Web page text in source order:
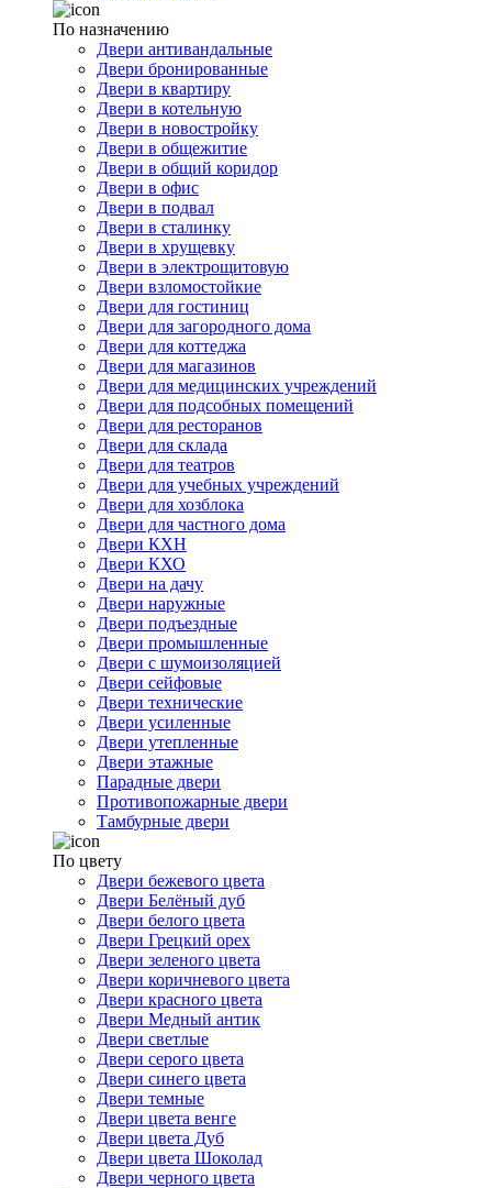
По назначению
Двери антивандальные
Двери бронированные
Двери в квартиру
Двери в котельную
Двери в новостройку
Двери в общежитие
Двери в общий коридор
Двери в офис
Двери в подвал
Двери в сталинку
Двери в хрущевку
Двери в электрощитовую
Двери взломостойкие
Двери для гостиниц
Двери для загородного дома
Двери для коттеджа
Двери для магазинов
Двери для медицинских учреждений
Двери для подсобных помещений
Двери для ресторанов
Двери для склада
Двери для театров
Двери для учебных учреждений
Двери для хозблока
Двери для частного дома
Двери КХН
Двери КХО
Двери на дачу
Двери наружные
Двери подъездные
Двери промышленные
Двери с шумоизоляцией
Двери сейфовые
Двери технические
Двери усиленные
Двери утепленные
Двери этажные
Парадные двери
Противопожарные двери
Тамбурные двери
По цвету
Двери бежевого цвета
Двери Белёный дуб
Двери белого цвета
Двери Грецкий орех
Двери зеленого цвета
Двери коричневого цвета
Двери красного цвета
Двери Медный антик
Двери светлые
Двери серого цвета
Двери синего цвета
Двери темные
Двери цвета венге
Двери цвета Дуб
Двери цвета Шоколад
Двери черного цвета